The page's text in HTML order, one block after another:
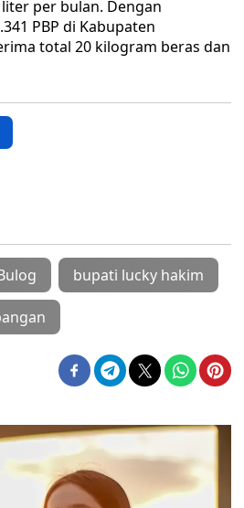
per bulan. Dengan
PBP di Kabupaten
total 20 kilogram beras dan
bupati lucky hakim